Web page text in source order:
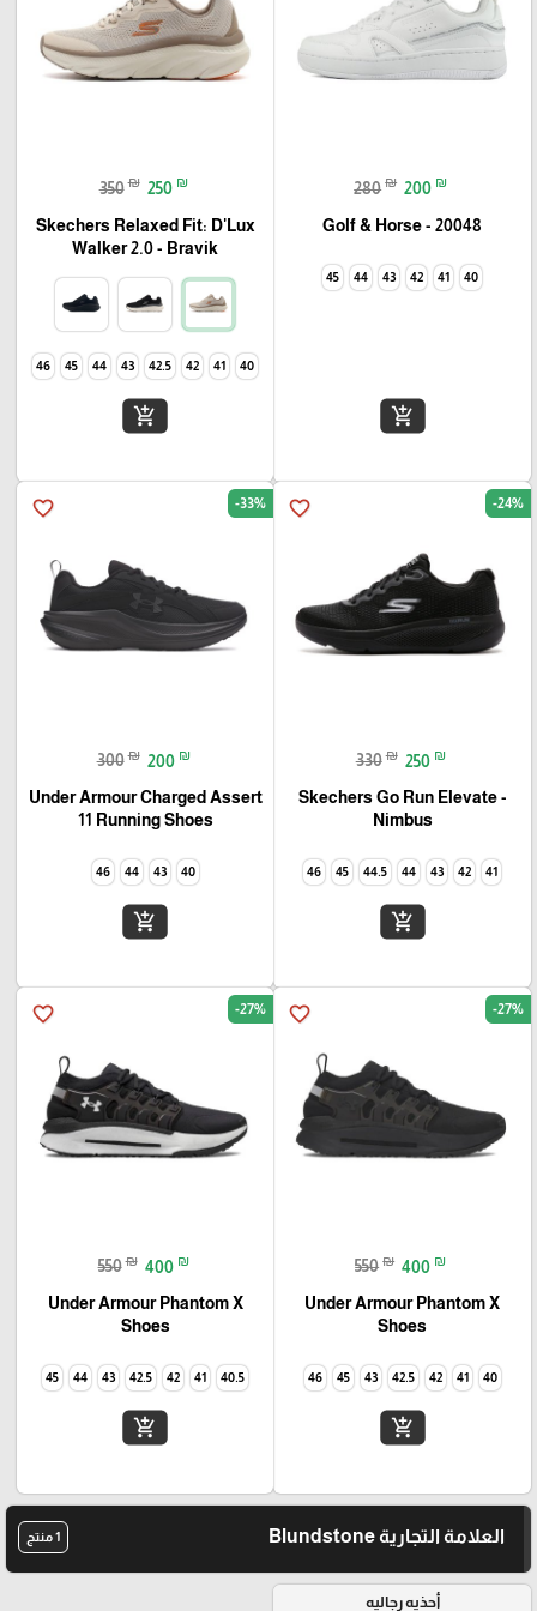
280 ₪ 200 ₪
Golf & Horse - 20048
40
41
42
43
44
45
add_shopping_cart
350 ₪ 250 ₪
Skechers Relaxed Fit: D'Lux
Walker 2.0 - Bravik
40
41
42
42.5
43
44
45
46
add_shopping_cart
favorite_border -24%
330 ₪ 250 ₪
Skechers Go Run Elevate -
Nimbus
41
42
43
44
44.5
45
46
add_shopping_cart
favorite_border -33%
300 ₪ 200 ₪
Under Armour Charged Assert
11 Running Shoes
40
43
44
46
add_shopping_cart
favorite_border -27%
550 ₪ 400 ₪
Under Armour Phantom X
Shoes
40
41
42
42.5
43
45
46
add_shopping_cart
favorite_border -27%
550 ₪ 400 ₪
Under Armour Phantom X
Shoes
40.5
41
42
42.5
43
44
45
add_shopping_cart
العلامة التجارية Blundstone 1 منتج
أحذيه رجاليه